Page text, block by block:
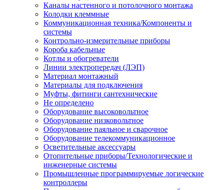
Каналы настенного и потолочного монтажа
Колодки клеммные
Коммуникационная техника/Компоненты и
системы
Контрольно-измерительные приборы
Короба кабельные
Котлы и обогреватели
Линии электропередач (ЛЭП)
Материал монтажный
Материалы для подключения
Муфты, фитинги сантехнические
Не определено
Оборудование высоковольтное
Оборудование низковольтное
Оборудование паяльное и сварочное
Оборудование телекоммуникационное
Осветительные аксессуары
Отопительные приборы/Технологические и
инженерные системы
Промышленные программируемые логические
контроллеры